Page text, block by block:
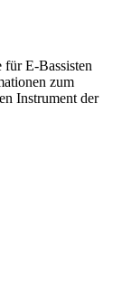
E-Bassisten
zum
Instrument der